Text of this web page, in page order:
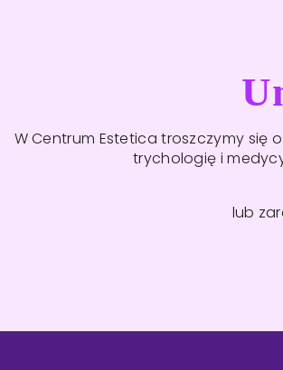
W Centrum Estetica troszczymy się
trychologię i
lub